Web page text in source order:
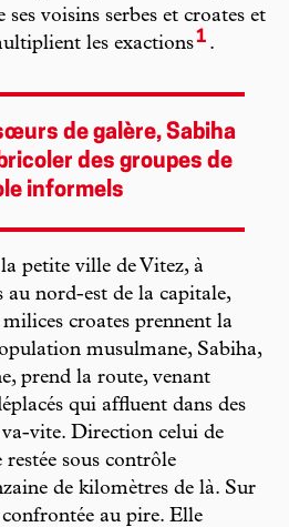
ses voisins serbes et croates et
les exactions1 .
de galère, Sabiha
des groupes de
informels
petite ville de Vitez, à
nord-est de la capitale,
croates prennent la
musulmane, Sabiha,
prend la route, venant
qui affluent dans des
vite. Direction celui de
sous contrôle
de kilomètres de là. Sur
au pire. Elle